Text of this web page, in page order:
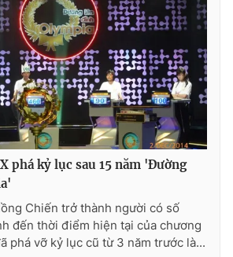
phá kỷ lục sau 15 năm 'Đường
Chiến trở thành người có số
đến thời điểm hiện tại của chương
phá vỡ kỷ lục cũ từ 3 năm trước là...